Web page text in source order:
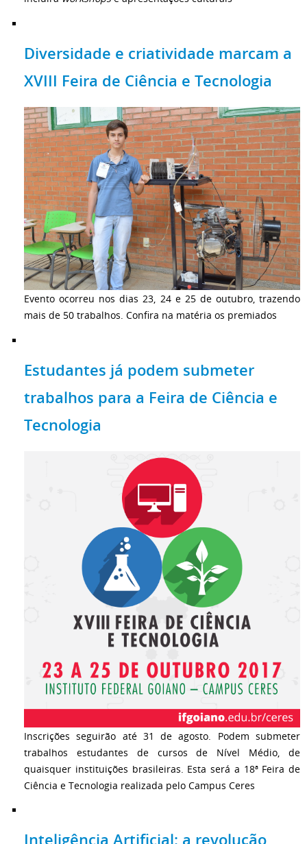
Diversidade e criatividade marcam a
XVIII Feira de Ciência e Tecnologia
Evento ocorreu nos dias 23, 24 e 25 de outubro, trazendo
mais de 50 trabalhos. Confira na matéria os premiados
Estudantes já podem submeter
trabalhos para a Feira de Ciência e
Tecnologia
Inscrições seguirão até 31 de agosto. Podem submeter
trabalhos estudantes de cursos de Nível Médio, de
quaisquer instituições brasileiras. Esta será a 18ª Feira de
Ciência e Tecnologia realizada pelo Campus Ceres